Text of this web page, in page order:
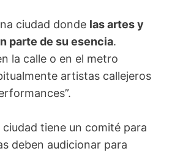
ciudad donde las artes y
parte de su esencia.
la calle o en el metro
artistas callejeros
ciudad tiene un comité para
deben audicionar para